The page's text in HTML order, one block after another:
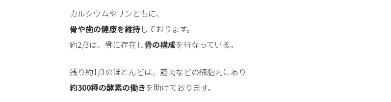
カルシウムやリンともに、
骨や歯の健康を維持しております。
約2/3は、骨に存在し骨の構成を行なっている。
残り約1/3のほとんどは、筋肉などの細胞内にあり
約300種の酵素の働きを助けております。